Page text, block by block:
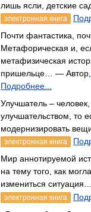
лишь ясли, детские
электронная книга
Почти фантастика,
Метафорическая и,
метафизическая
пришельце… — Автор,
Подробнее...
Улучшатель –
улучшательством, то
модернизировать
электронная книга
Мир аннотируемой
на тему того, как
измениться
электронная книга